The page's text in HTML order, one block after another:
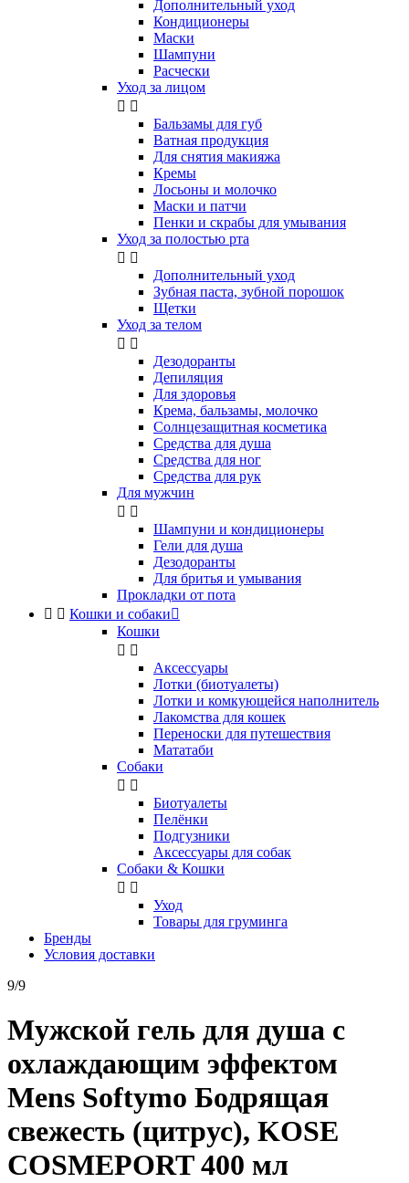
Дополнительный уход
Кондиционеры
Маски
Шампуни
Расчески
Уход за лицом
 
Бальзамы для губ
Ватная продукция
Для снятия макияжа
Кремы
Лосьоны и молочко
Маски и патчи
Пенки и скрабы для умывания
Уход за полостью рта
 
Дополнительный уход
Зубная паста, зубной порошок
Щетки
Уход за телом
 
Дезодоранты
Депиляция
Для здоровья
Крема, бальзамы, молочко
Солнцезащитная косметика
Средства для душа
Средства для ног
Средства для рук
Для мужчин
 
Шампуни и кондиционеры
Гели для душа
Дезодоранты
Для бритья и умывания
Прокладки от пота
  Кошки и собаки
Кошки
 
Аксессуары
Лотки (биотуалеты)
Лотки и комкующейся наполнитель
Лакомства для кошек
Переноски для путешествия
Мататаби
Собаки
 
Биотуалеты
Пелёнки
Подгузники
Аксессуары для собак
Собаки & Кошки
 
Уход
Товары для груминга
Бренды
Условия доставки
9/9
Мужской гель для душа с
охлаждающим эффектом
Mens Softymo Бодрящая
свежесть (цитрус), KOSE
COSMEPORT 400 мл